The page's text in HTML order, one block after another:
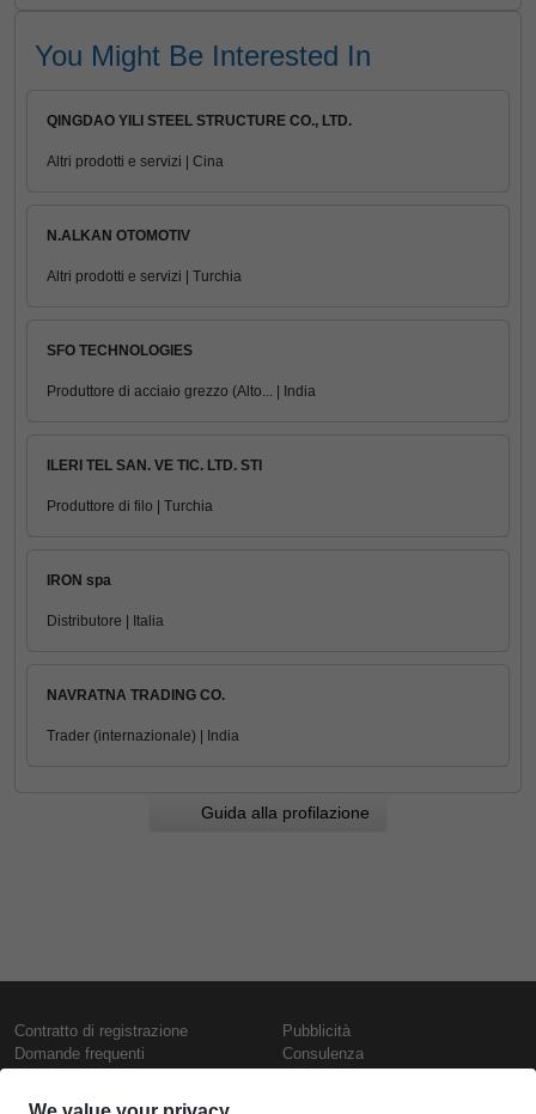
You Might Be Interested In
QINGDAO YILI STEEL STRUCTURE CO., LTD.
Altri prodotti e servizi | Cina
N.ALKAN OTOMOTIV
Altri prodotti e servizi | Turchia
SFO TECHNOLOGIES
Produttore di acciaio grezzo (Alto... | India
ILERI TEL SAN. VE TIC. LTD. STI
Produttore di filo | Turchia
IRON spa
Distributore | Italia
NAVRATNA TRADING CO.
Trader (internazionale) | India
Guida alla profilazione
Contratto di registrazione
Domande frequenti
Presentazione
Pubblicità
Consulenza